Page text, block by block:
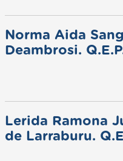
Norma Aida
Deambrosi.
Lerida Ramona
de Larraburu.